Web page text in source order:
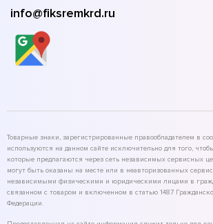
info@fiksremkrd.ru
Товарные знаки, зарегистрированные правообладателем в
используются на данном сайте исключительно для того,
которые предлагаются через сеть независимых сервисных
могут быть оказаны на месте или в неавторизованных
независимыми физическими и юридическими лицами в
связанном с товаром и включенном в статью 1487
Федерации.